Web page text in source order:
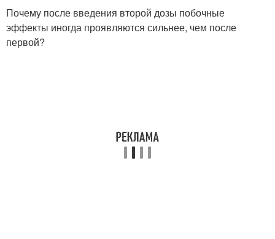
Почему после введения второй дозы побочные
эффекты иногда проявляются сильнее, чем после
первой?